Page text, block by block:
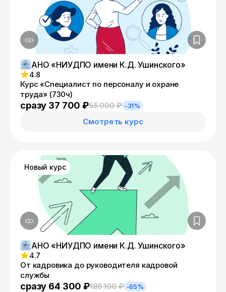
АНО «НИУДПО имени К.Д. Ушинского»
4.8
Курс «Специалист по персоналу и охране
труда» (730ч)
сразу 37 700 ₽55 000 ₽ -31%
Смотреть курс
Новый курс
АНО «НИУДПО имени К.Д. Ушинского»
4.7
От кадровика до руководителя кадровой
службы
сразу 64 300 ₽186 100 ₽ -65%